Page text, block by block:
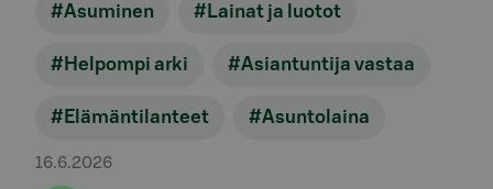
#Asuminen #Lainat ja luotot
#Helpompi arki #Asiantuntija vastaa
#Elämäntilanteet #Asuntolaina
16.6.2026